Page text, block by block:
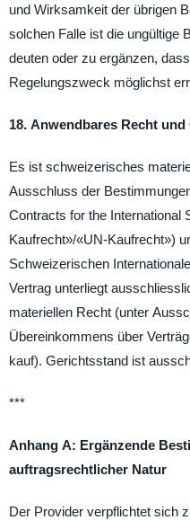
und Wirksamkeit der übrigen
solchen Falle ist die ungültige
deuten oder zu ergänzen,
Regelungszweck möglichst
18. Anwendbares Recht
Es ist schweizerisches
Ausschluss der
Contracts for the International
Kaufrecht»/«UN-Kaufrecht»)
Schweizerischen
Vertrag unterliegt
materiellen Recht (unter
Übereinkommens über
kauf). Gerichtsstand ist
***
Anhang A: Ergänzende
auftragsrechtlicher Natur
Der Provider verpflichtet sich